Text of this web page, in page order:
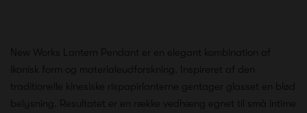
New Works Lantern Pendant er en elegant kombination af
ikonisk form og materialeudforskning. Inspireret af den
traditionelle kinesiske rispapirlanterne gentager glasset en blød
belysning. Resultatet er en række vedhæng egnet til små intime